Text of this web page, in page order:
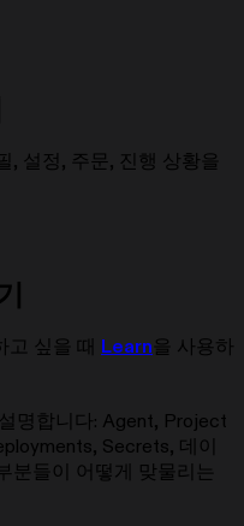
, 설정, 주문, 진행 상황을
싶을 때 Learn 을 사용하
명합니다: Agent, Project
Secrets, 데이
들이 어떻게 맞물리는